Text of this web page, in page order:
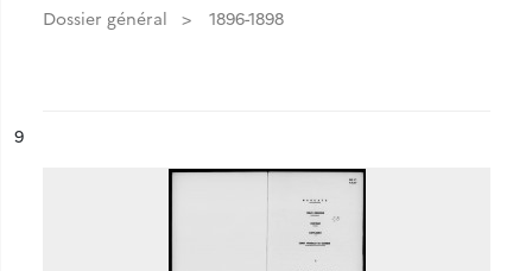
Dossier général
1896-1898
n°
9